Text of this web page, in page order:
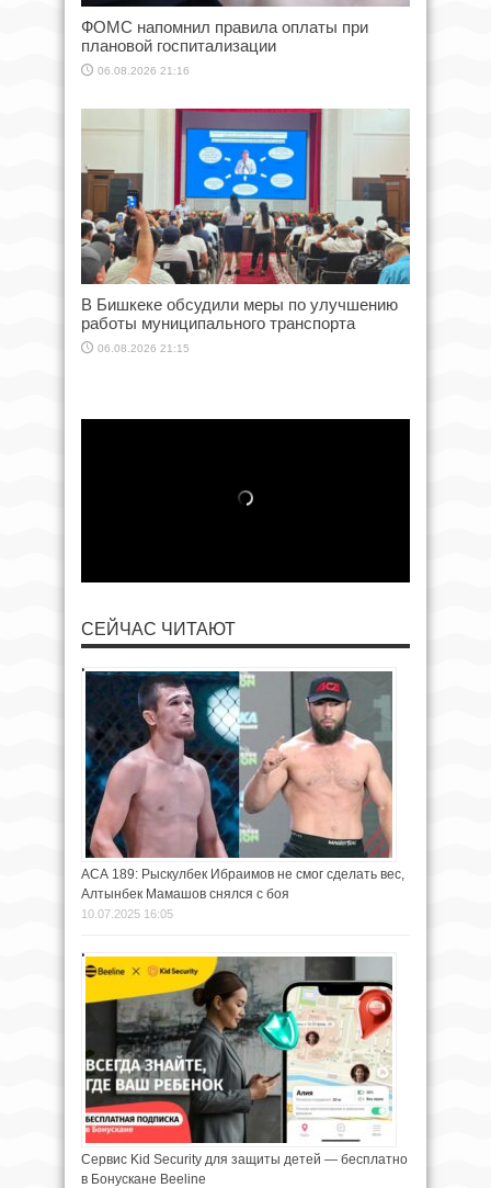
ФОМС напомнил правила оплаты при
плановой госпитализации
06.08.2026 21:16
В Бишкеке обсудили меры по улучшению
работы муниципального транспорта
06.08.2026 21:15
СЕЙЧАС ЧИТАЮТ
АСА 189: Рыскулбек Ибраимов не смог сделать вес,
Алтынбек Мамашов снялся с боя
10.07.2025 16:05
Сервис Kid Security для защиты детей — бесплатно
в Бонускане Beeline